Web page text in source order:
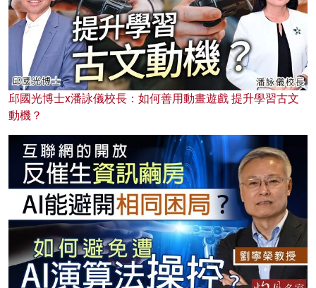
邱國光博士x潘詠儀校長：如何善用動畫遊戲 提升學習古文
動機？